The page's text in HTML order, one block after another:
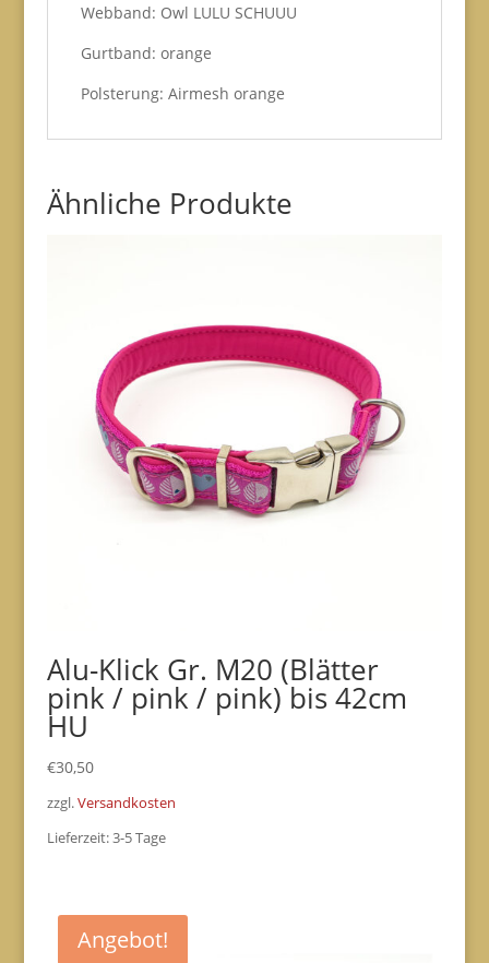
Webband: Owl LULU SCHUUU
Gurtband: orange
Polsterung: Airmesh orange
Ähnliche Produkte
Alu-Klick Gr. M20 (Blätter
pink / pink / pink) bis 42cm
HU
€30,50
zzgl.Versandkosten
Lieferzeit:3-5 Tage
Angebot!